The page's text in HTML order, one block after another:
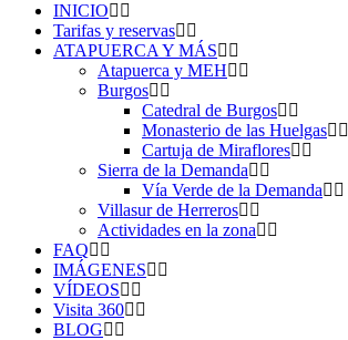
INICIO
Tarifas y reservas
ATAPUERCA Y MÁS
Atapuerca y MEH
Burgos
Catedral de Burgos
Monasterio de las Huelgas
Cartuja de Miraflores
Sierra de la Demanda
Vía Verde de la Demanda
Villasur de Herreros
Actividades en la zona
FAQ
IMÁGENES
VÍDEOS
Visita 360
BLOG